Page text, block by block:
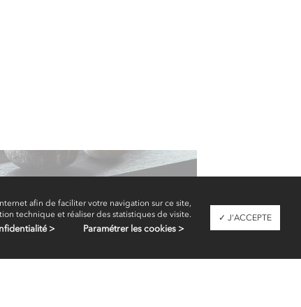
Consoles ✓ J'ACCEPTE
afin de faciliter votre navigation sur ce site,
technique et réaliser des statistiques de visite.
Paramétrer les cookies >
>